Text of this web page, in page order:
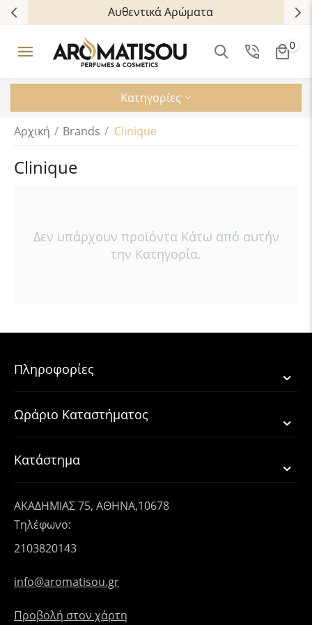
Αυθεντικά Αρώματα
0
Κατηγορίες
Αρχική / Brands / Clinique
Clinique
Δεν υπάρχουν προϊόντα Κάτω από αυτήν
την Κατηγορία.
Πληροφορίες
Ωράριο Καταστήματος
Κατάστημα
ΑΚΑΔΗΜΙΑΣ 75, ΑΘΗΝΑ,10678
Τηλέφωνο:
2103820143
info@aromatisou.gr
Προβολή στον χάρτη